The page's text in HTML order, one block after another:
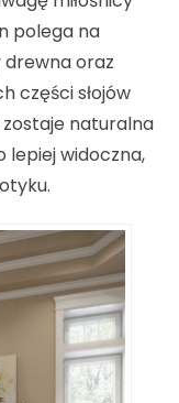
polega na
oraz
części słojów
naturalna
lepiej widoczna,